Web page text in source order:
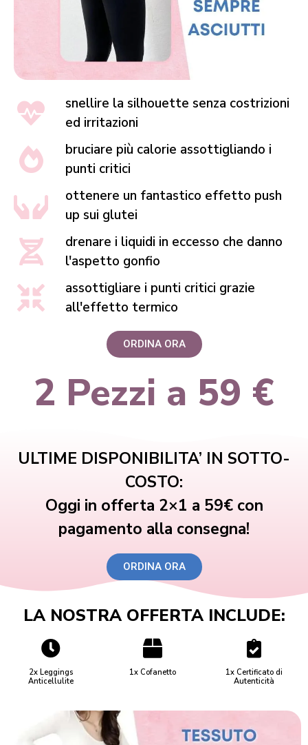
snellire la silhouette senza costrizioni
ed irritazioni
bruciare più calorie assottigliando i
punti critici
ottenere un fantastico effetto push
up sui glutei
drenare i liquidi in eccesso che danno
l'aspetto gonfio
assottigliare i punti critici grazie
all'effetto termico
ORDINA ORA
2 Pezzi a 59 €
ULTIME DISPONIBILITA’ IN SOTTO-
COSTO:
Oggi in offerta 2×1 a 59€ con
pagamento alla consegna!
ORDINA ORA
LA NOSTRA OFFERTA INCLUDE:
2x Leggings
Anticellulite
1x Cofanetto
1x Certificato di
Autenticità